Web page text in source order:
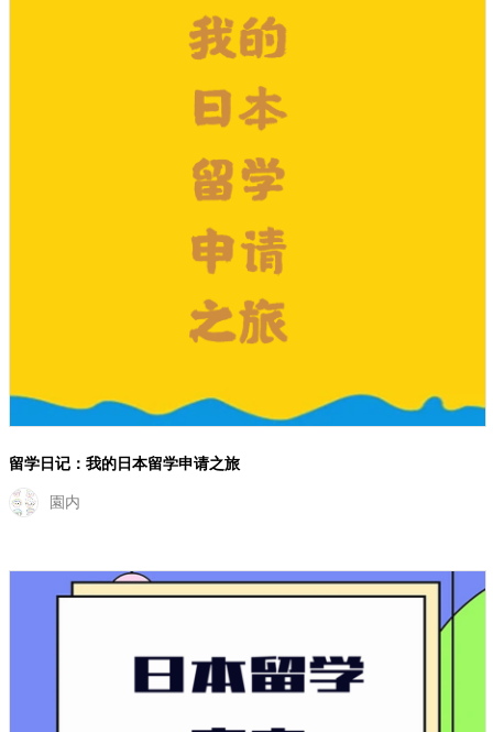
日本留学高考攻略：走入东京大学的殿堂
留学学长